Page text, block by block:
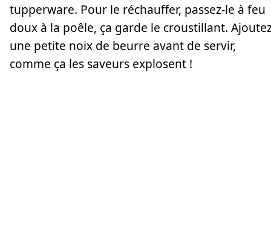
tupperware. Pour le réchauffer, passez-le à feu
doux à la poêle, ça garde le croustillant.
une petite noix de beurre avant de servir,
comme ça les saveurs explosent !